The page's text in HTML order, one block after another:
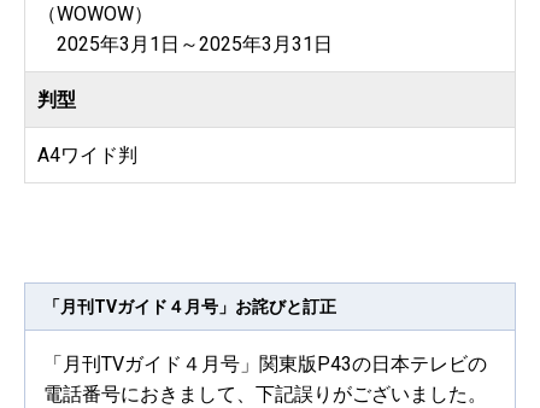
（WOWOW）
2025年3月1日～2025年3月31日
判型
A4ワイド判
「月刊TVガイド４月号」お詫びと訂正
「月刊TVガイド４月号」関東版P43の日本テレビの
電話番号におきまして、下記誤りがございました。